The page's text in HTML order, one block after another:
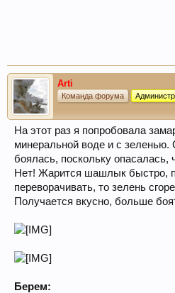
Arti
Команда форума
На этот раз я попробовала
минеральной воде и с зеленью.
боялась, поскольку опасалась,
Нет! Жарится шашлык быстро,
переворачивать, то зелень
Получается вкусно, больше
Берем: